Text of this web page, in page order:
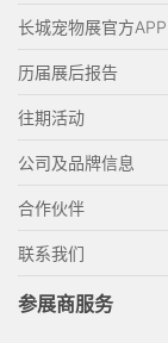
长城宠物展官方APP
历届展后报告
往期活动
公司及品牌信息
合作伙伴
联系我们
参展商服务